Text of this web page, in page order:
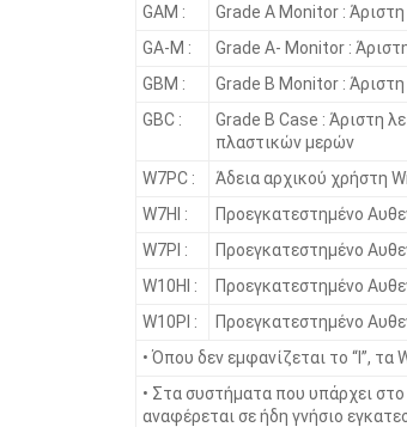
GAM :
Grade A Monitor :
GA-M :
Grade A- Monitor :
GBM :
Grade B Monitor :
GBC :
Grade B Case : Άριστη
πλαστικών μερών
W7PC :
Άδεια αρχικού χρήστη
W7HI :
Προεγκατεστημένο
W7PI :
Προεγκατεστημένο
W10HI :
Προεγκατεστημένο
W10PI :
Προεγκατεστημένο
• Όπου δεν εμφανίζεται το “I”,
• Στα συστήματα που υπάρχει
αναφέρεται σε ήδη γνήσιο